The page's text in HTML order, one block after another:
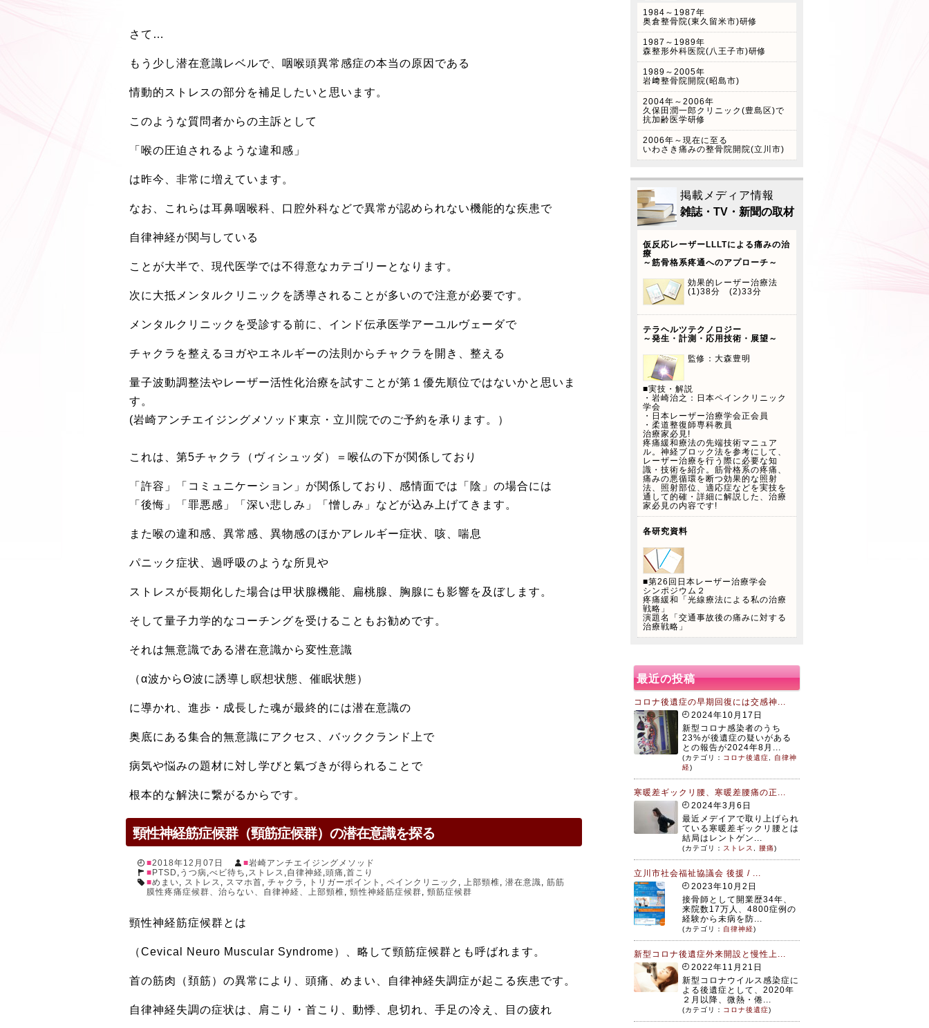
さて…
もう少し潜在意識レベルで、咽喉頭異常感症の本当の原因である
情動的ストレスの部分を補足したいと思います。
このような質問者からの主訴として
「喉の圧迫されるような違和感」
は昨今、非常に増えています。
なお、これらは耳鼻咽喉科、口腔外科などで異常が認められない機能的な疾患で
自律神経が関与している
ことが大半で、現代医学では不得意なカテゴリーとなります。
次に大抵メンタルクリニックを誘導されることが多いので注意が必要です。
メンタルクリニックを受診する前に、インド伝承医学アーユルヴェーダで
チャクラを整えるヨガやエネルギーの法則からチャクラを開き、整える
量子波動調整法やレーザー活性化治療を試すことが第１優先順位ではないかと思いま
す。
(岩崎アンチエイジングメソッド東京・立川院でのご予約を承ります。）
これは、第5チャクラ（ヴィシュッダ）＝喉仏の下が関係しており
「許容」「コミュニケーション」が関係しており、感情面では「陰」の場合には
「後悔」「罪悪感」「深い悲しみ」「憎しみ」などが込み上げてきます。
また喉の違和感、異常感、異物感のほかアレルギー症状、咳、喘息
パニック症状、過呼吸のような所見や
ストレスが長期化した場合は甲状腺機能、扁桃腺、胸腺にも影響を及ぼします。
そして量子力学的なコーチングを受けることもお勧めです。
それは無意識である潜在意識から変性意識
（α波からΘ波に誘導し瞑想状態、催眠状態）
に導かれ、進歩・成長した魂が最終的には潜在意識の
奥底にある集合的無意識にアクセス、バッククランド上で
病気や悩みの題材に対し学びと氣づきが得られることで
根本的な解決に繋がるからです。
頸性神経筋症候群（頸筋症候群）の潜在意識を探る
2018年12月07日
岩崎アンチエイジングメソッド
PTSD , うつ病,べビ待ち ,ストレス ,自律神経,頭痛 ,首こり
めまい, ストレス , スマホ首, チャクラ , トリガーポイント , ペインクリニック , 上部頸椎, 潜在意識, 筋筋
膜性疼痛症候群、治らない、自律神経、上部頸椎, 頸性神経筋症候群, 頸筋症候群
頸性神経筋症候群とは
（Cevical Neuro Muscular Syndrome）、略して頸筋症候群とも呼ばれます。
首の筋肉（頚筋）の異常により、頭痛、めまい、自律神経失調症が起こる疾患です。
自律神経失調の症状は、肩こり・首こり、動悸、息切れ、手足の冷え、目の疲れ
クニック)のご案内
院長岩崎治之は以前美容外科
トータルビューティーラボ久
保田潤一郎クリニック(東池
袋)カイロプラクティック外
来開設していた経験をもと
に、この度本年4月から自律
神経美容術(フェイステクニ
ック)スタート致します！ ※
当院はペイペイ、LINEペイ
機会にご利用下さい。
1984～1987年
奥倉整骨院(東久留米市)研修
1987～1989年
森整形外科医院(八王子市)研修
1989～2005年
岩﨑整骨院開院(昭島市)
2004年～2006年
久保田潤一郎クリニック(豊島区)で
抗加齢医学研修
2006年～現在に至る
いわさき痛みの整骨院開院(立川市)
掲載メディア情報
雑誌・TV・新聞の取材
仮反応レーザーLLLTによる痛みの治
療
～筋骨格系疼通へのアプローチ～
効果的レーザー治療法
(1)38分 (2)33分
テラヘルツテクノロジー
～発生・計測・応用技術・展望～
監修：大森豊明
■実技・解説
・岩崎治之：日本ペインクリニック
学会
・日本レーザー治療学会正会員
・柔道整復師専科教員
治療家必見!
疼痛緩和療法の先端技術マニュア
ル。神経ブロック法を参考にして、
レーザー治療を行う際に必要な知
識・技術を紹介。筋骨格系の疼痛、
痛みの悪循環を断つ効果的な照射
法、照射部位、適応症などを実技を
通して的確・詳細に解説した、治療
家必見の内容です!
各研究資料
■第26回日本レーザー治療学会
シンポジウム２
疼痛緩和「光線療法による私の治療
戦略」
演題名「交通事故後の痛みに対する
治療戦略」
最近の投稿
コロナ後遺症の早期回復には交感神...
2024年10月17日
新型コロナ感染者のうち
23%が後遺症の疑いがある
との報告が2024年8月...
(カテゴリ： コロナ後遺症
自律神
経)
寒暖差ギックリ腰、寒暖差腰痛の正...
2024年3月6日
最近メデイアで取り上げられ
ている寒暖差ギックリ腰とは
結局はレントゲン...
(カテゴリ： ストレス 腰痛)
立川市社会福祉協議会 後援 / ...
2023年10月2日
接骨師として開業歴34年、
来院数17万人、4800症例の
経験から未病を防...
(カテゴリ： 自律神経)
新型コロナ後遺症外来開設と慢性上...
2022年11月21日
新型コロナウイルス感染症に
よる後遺症として、2020年
２月以降、微熱・倦...
(カテゴリ： コロナ後遺症)